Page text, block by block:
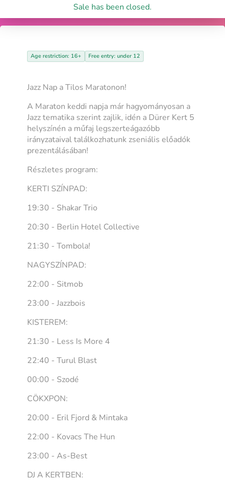
Sale has been closed.
Age restriction: 16+ Free entry: under 12
Jazz Nap a Tilos Maratonon!
A Maraton keddi napja már hagyományosan a
Jazz tematika szerint zajlik, idén a Dürer Kert 5
helyszínén a műfaj legszerteágazóbb
irányzataival találkozhatunk zseniális előadók
prezentálásában!
Részletes program:
KERTI SZÍNPAD:
19:30 - Shakar Trio
20:30 - Berlin Hotel Collective
21:30 - Tombola!
NAGYSZÍNPAD:
22:00 - Sitmob
23:00 - Jazzbois
KISTEREM:
21:30 - Less Is More 4
22:40 - Turul Blast
00:00 - Szodé
CÖKXPON:
20:00 - Eril Fjord & Mintaka
22:00 - Kovacs The Hun
23:00 - As-Best
DJ A KERTBEN: